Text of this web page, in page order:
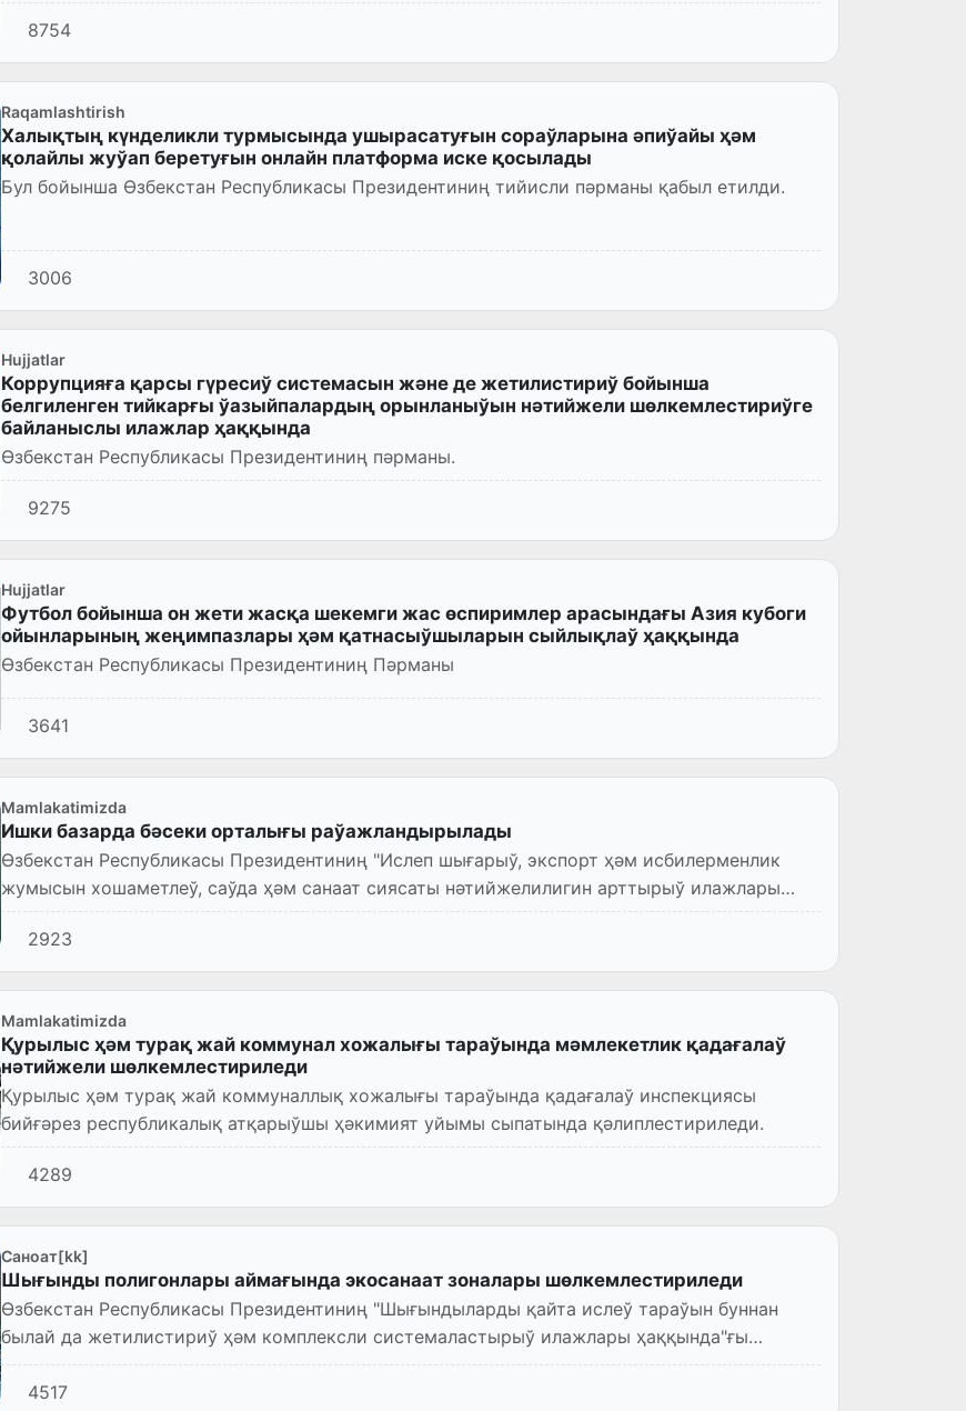
8754
Raqamlashtirish
Халықтың күнделикли турмысында ушырасатуғын сораўларына әпиўайы ҳәм
қолайлы жуўап беретуғын онлайн платформа иске қосылады
Бул бойынша Өзбекстан Республикасы Президентиниң тийисли пәрманы қабыл етилди.
3006
Hujjatlar
Коррупцияға қарсы гүресиў системасын және де жетилистириў бойынша
белгиленген тийкарғы ўазыйпалардың орынланыўын нәтийжели шөлкемлестириўге
байланыслы илажлар ҳаққында
Өзбекстан Республикасы Президентиниң пәрманы.
9275
Hujjatlar
Футбол бойынша он жети жасқа шекемги жас өспиримлер арасындағы Азия кубоги
ойынларының жеңимпазлары ҳәм қатнасыўшыларын сыйлықлаў ҳаққында
Өзбекстан Республикасы Президентиниң Пәрманы
3641
Mamlakatimizda
Ишки базарда бәсеки орталығы раўажландырылады
Өзбекстан Республикасы Президентиниң "Ислеп шығарыў, экспорт ҳәм исбилерменлик
жумысын хошаметлеў, саўда ҳәм санаат сиясаты нәтийжелилигин арттырыў илажлары
ҳаққында"ғы пәрманы (ПП...
2923
Mamlakatimizda
Қурылыс ҳәм турақ жай коммунал хожалығы тараўында мәмлекетлик қадағалаў
нәтийжели шөлкемлестириледи
Қурылыс ҳәм турақ жай коммуналлық хожалығы тараўында қадағалаў инспекциясы
бийғәрез республикалық атқарыўшы ҳәкимият уйымы сыпатында қәлиплестириледи.
4289
Саноат[kk]
Шығынды полигонлары аймағында экосанаат зоналары шөлкемлестириледи
Өзбекстан Республикасы Президентиниң "Шығындыларды қайта ислеў тараўын буннан
былай да жетилистириў ҳәм комплексли системаластырыў илажлары ҳаққында"ғы
Пәрманы (ПП-56-санлы, 24.03....
4517